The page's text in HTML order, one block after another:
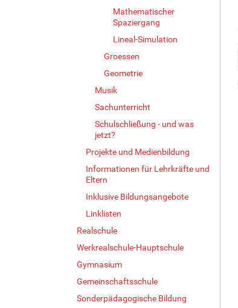
Mathematischer
Spaziergang
Lineal-Simulation
Groessen
Geometrie
Musik
Sachunterricht
Schulschließung - und was
jetzt?
Projekte und Medienbildung
Informationen für Lehrkräfte und
Eltern
Inklusive Bildungsangebote
Linklisten
Realschule
Werkrealschule-Hauptschule
Gymnasium
Gemeinschaftsschule
Sonderpädagogische Bildung